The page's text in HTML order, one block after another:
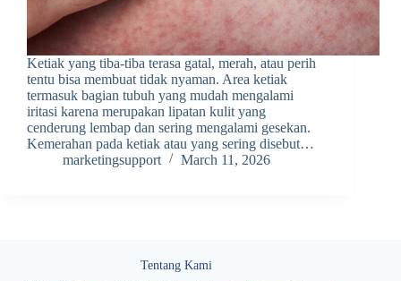
Ketiak yang tiba-tiba terasa gatal, merah, atau perih
tentu bisa membuat tidak nyaman. Area ketiak
termasuk bagian tubuh yang mudah mengalami
iritasi karena merupakan lipatan kulit yang
cenderung lembap dan sering mengalami gesekan.
Kemerahan pada ketiak atau yang sering disebut…
marketingsupport
March 11, 2026
Tentang Kami